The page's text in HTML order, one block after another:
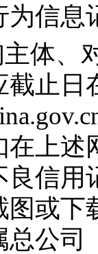
为信息
体、
止日
在上述
良信
图或
总公司